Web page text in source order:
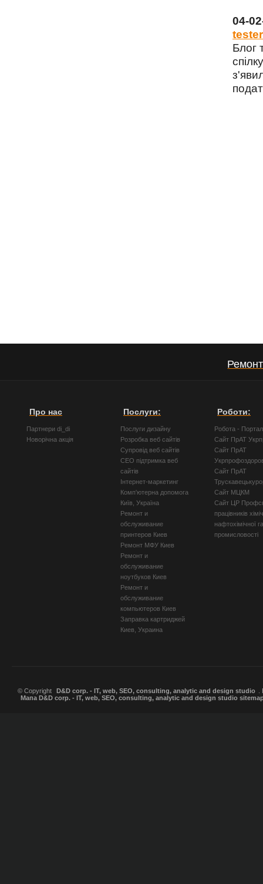
04-
tester
Блог
Про нас
Партнери di_di
Новорічна акція
Послуги:
Послуги дизайну
Розробка веб сайтів
Супровід веб сайтів
СЕО підтримка веб
сайтів
Інтернет-маркетинг
Комп'ютерна допомога
Київ, Україна
Ремонт и
обслуживание
принтеров Киев
Ремонт МФУ Киев
Ремонт и
обслуживание
ноутбуков Киев
Ремонт и
обслуживание
компьютеров Киев
Заправка картриджей
Киев, Украина
Роботи:
Робота -
Сайт ПрАТ
Сайт ПрАТ
Сайт ПрАТ
Сайт МЦКМ
Сайт ЦР
працівників
нафтохімічної
промисловості
© Copyright D&D corp. - IT, web, SEO, consulting, analytic and design studio
Мапа D&D corp. - IT, web, SEO, consulting, analytic and design studio